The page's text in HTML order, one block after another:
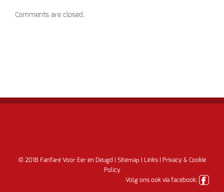
Comments are closed.
© 2018 Fanfare Voor Eer en Deugd | Sitemap Links|
Privacy & Cookie
Policy
Volg ons ook via facebook: